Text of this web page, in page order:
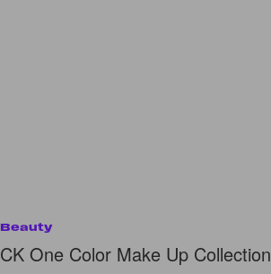
Beauty
CK One Color Make Up Collection